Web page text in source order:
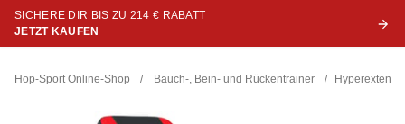
SICHERE DIR BIS ZU 214 € RABATT
JETZT KAUFEN
Hop-Sport Online-Shop / Bauch-, Bein- und Rückentrainer /